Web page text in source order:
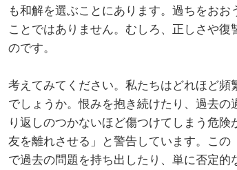
も和解を選ぶことにあります。過ちをお
ことではありません。むしろ、正しさや
のです。
考えてみてください。私たちはどれほど
でしょうか。恨みを抱き続けたり、過去
り返しのつかないほど傷つけてしまう危
友を離れさせる」と警告しています。こ
で過去の問題を持ち出したり、単に否定